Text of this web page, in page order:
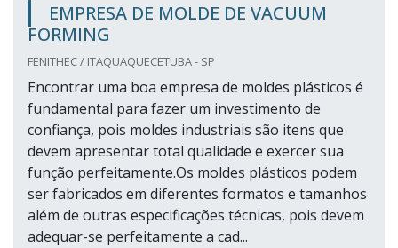
EMPRESA DE MOLDE DE VACUUM
FORMING
FENITHEC / ITAQUAQUECETUBA - SP
Encontrar uma boa empresa de moldes plásticos é
fundamental para fazer um investimento de
confiança, pois moldes industriais são itens que
devem apresentar total qualidade e exercer sua
função perfeitamente.Os moldes plásticos podem
ser fabricados em diferentes formatos e tamanhos
além de outras especificações técnicas, pois devem
adequar-se perfeitamente a cad...